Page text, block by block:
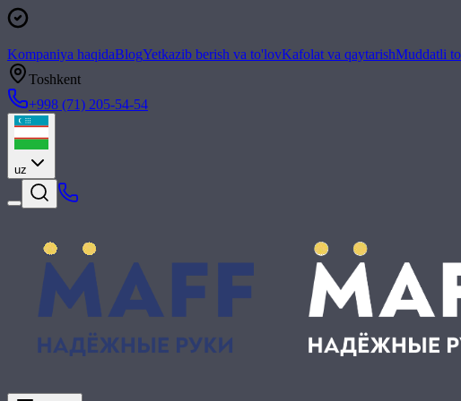
Kompaniya haqidaBlogYetkazib berish va to'lovKafolat va qaytarishMuddatli
Toshkent
+998 (71) 205-54-54
uz